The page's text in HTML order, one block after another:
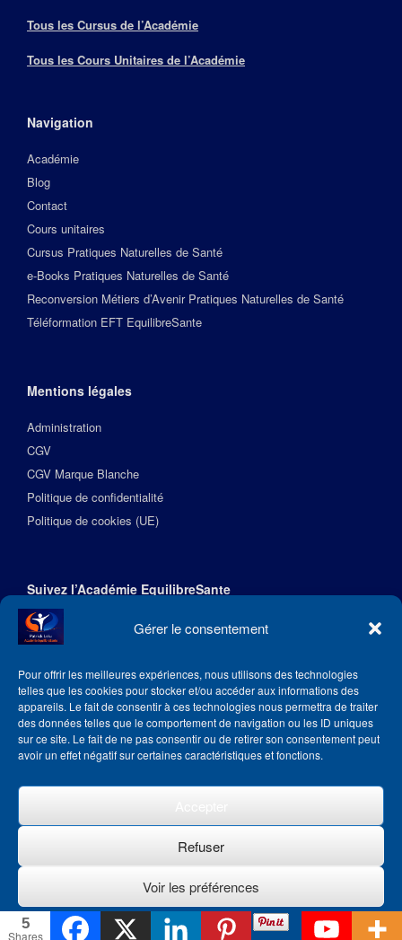
Gérer le consentement
Pour offrir les meilleures expériences, nous utilisons des technologies
telles que les cookies pour stocker et/ou accéder aux informations des
appareils. Le fait de consentir à ces technologies nous permettra de traiter
des données telles que le comportement de navigation ou les ID uniques
sur ce site. Le fait de ne pas consentir ou de retirer son consentement peut
avoir un effet négatif sur certaines caractéristiques et fonctions.
Refuser
Voir les préférences
Politique de cookies
5
Shares
Tous les Cursus de l’Académie
Tous les Cours Unitaires de l’Académie
Navigation
Académie
Blog
Contact
Cours unitaires
Cursus Pratiques Naturelles de Santé
e-Books Pratiques Naturelles de Santé
Reconversion Métiers d’Avenir Pratiques Naturelles de Santé
Téléformation EFT EquilibreSante
Mentions légales
Administration
CGV
CGV Marque Blanche
Politique de confidentialité
Politique de cookies (UE)
Suivez l’Académie EquilibreSante